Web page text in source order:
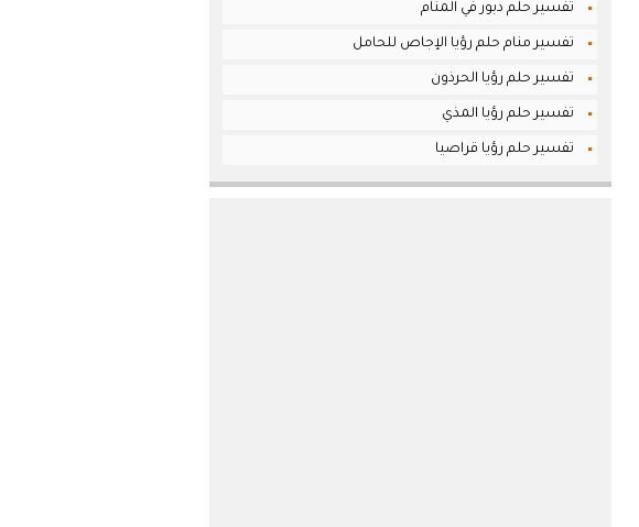
تفسير حلم دبور في المنام
تفسير منام حلم رؤيا الإجاص للحامل
تفسير حلم رؤيا الحرذون
تفسير حلم رؤيا المذي
تفسير حلم رؤيا قراصيا